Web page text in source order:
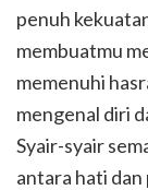
penuh
membuatmu
memenuhi
mengenal diri
Syair-syair
antara hati